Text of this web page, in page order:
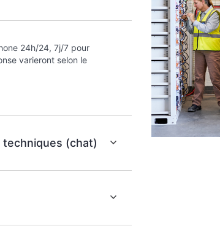
24h/24, 7j/7 pour
varieront selon le
(chat)